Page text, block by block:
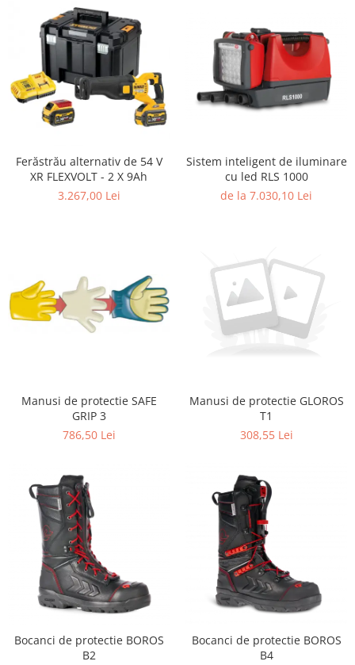
accesorii antifoc
Ferăstrău alternativ de 54 V
XR FLEXVOLT - 2 X 9Ah
3.267,00 Lei
Sistem inteligent de iluminare
cu led RLS 1000
de la 7.030,10 Lei
Manusi de protectie SAFE
GRIP 3
786,50 Lei
Manusi de protectie GLOROS
T1
308,55 Lei
Bocanci de protectie BOROS
B2
Bocanci de protectie BOROS
B4